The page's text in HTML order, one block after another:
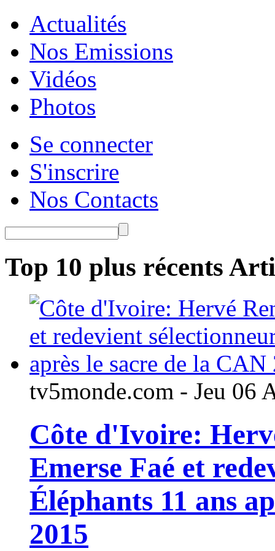
Actualités
Nos Emissions
Vidéos
Photos
Se connecter
S'inscrire
Nos Contacts
Top 10 plus récents
tv5monde.com - Jeu 06
Côte d'Ivoire:
Emerse Faé et
Éléphants 11 ans
2015